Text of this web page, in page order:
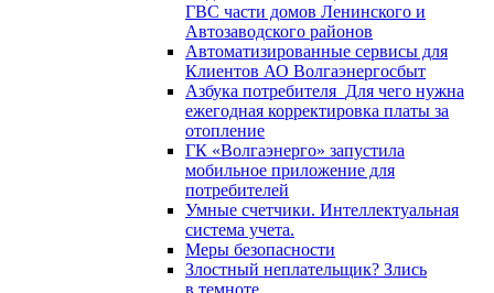
ГВС части домов Ленинского и
Автозаводского районов
Автоматизированные сервисы для
Клиентов АО Волгаэнергосбыт
Азбука потребителя_Для чего нужна
ежегодная корректировка платы за
отопление
ГК «Волгаэнерго» запустила
мобильное приложение для
потребителей
Умные счетчики. Интеллектуальная
система учета.
Меры безопасности
Злостный неплательщик? Злись